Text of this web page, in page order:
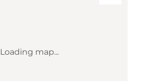
Loading map...